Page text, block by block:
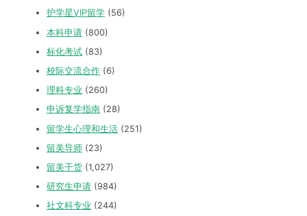
护学星VIP留学 (56)
本科申请 (800)
标化考试 (83)
校际交流合作 (6)
理科专业 (260)
申诉复学指南 (28)
留学生心理和生活 (251)
留美导师 (23)
留美干货 (1,027)
研究生申请 (984)
社文科专业 (244)